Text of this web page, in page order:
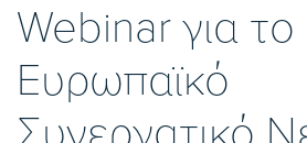
Webinar για το
Ευρωπαϊκό